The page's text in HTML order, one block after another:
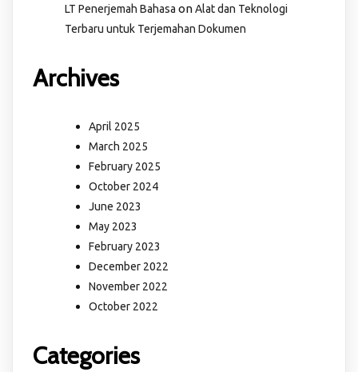
LT Penerjemah Bahasa onAlat dan Teknologi
Terbaru untuk Terjemahan Dokumen
Archives
April 2025
March 2025
February 2025
October 2024
June 2023
May 2023
February 2023
December 2022
November 2022
October 2022
Categories